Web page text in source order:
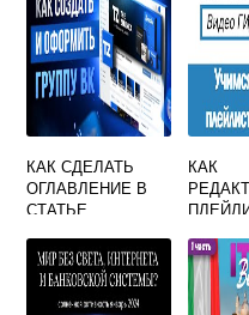
КАК СДЕЛАТЬ
ОГЛАВЛЕНИЕ В
СТАТЬЕ
КАК